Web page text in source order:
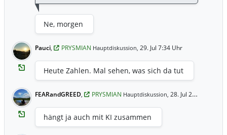
Ne, morgen
Pauci, PRYSMIAN Hauptdiskussion, 29. Jul 7:34 Uhr
Heute Zahlen. Mal sehen, was sich da tut
FEARandGREED, PRYSMIAN Hauptdiskussion, 28. Jul 23:07 Uhr
hängt ja auch mit KI zusammen